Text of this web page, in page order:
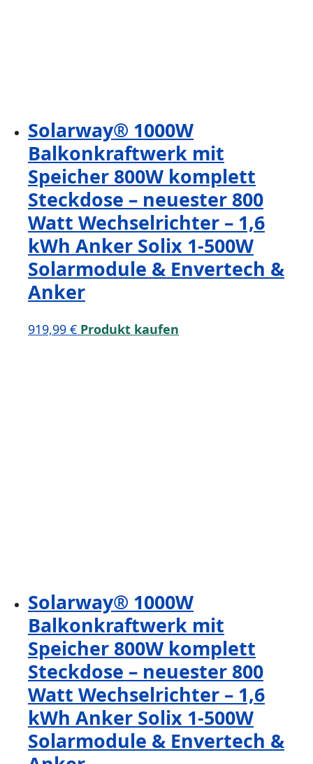
Solarway® 1000W
Balkonkraftwerk mit
Speicher 800W komplett
Steckdose – neuester 800
Watt Wechselrichter – 1,6
kWh Anker Solix 1-500W
Solarmodule & Envertech &
Anker
919,99 € Produkt kaufen
Solarway® 1000W
Balkonkraftwerk mit
Speicher 800W komplett
Steckdose – neuester 800
Watt Wechselrichter – 1,6
kWh Anker Solix 1-500W
Solarmodule & Envertech &